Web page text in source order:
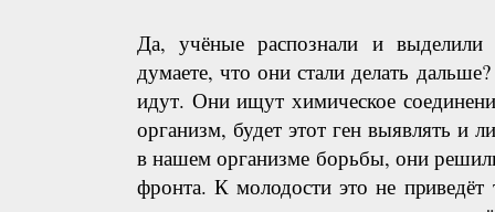
Да, учёные распознали и
думаете, что они стали делать
идут. Они ищут химическое
организм, будет этот ген выявлять и
в нашем организме борьбы, они
фронта. К молодости это не